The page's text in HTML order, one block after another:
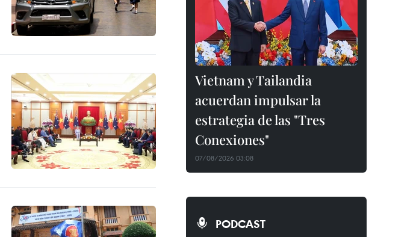
Vietnam y Tailandia
acuerdan impulsar la
estrategia de las "Tres
Conexiones"
07/08/2026 03:08
PODCAST